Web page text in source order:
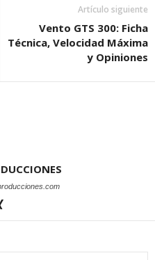
Artículo siguiente
Vento GTS 300: Ficha
Técnica, Velocidad Máxima
y Opiniones